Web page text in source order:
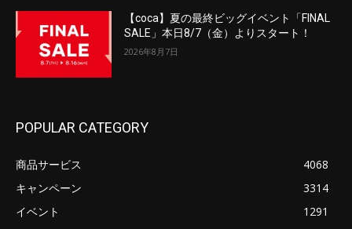
【coca】夏の最終ビッグイベント「FINAL
SALE」本日8/7（金）よりスタート！
2026年8月7日
POPULAR CATEGORY
商品サービス
4068
キャンペーン
3314
イベント
1291